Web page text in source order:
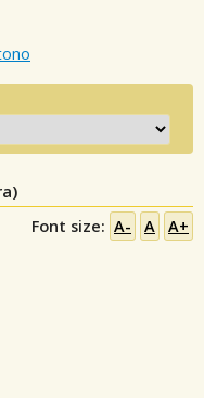
Font size: A- A A+